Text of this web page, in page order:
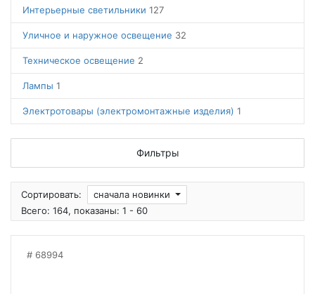
Интерьерные светильники 127
Уличное и наружное освещение 32
Техническое освещение 2
Лампы 1
Электротовары (электромонтажные изделия) 1
Фильтры
Сортировать:
сначала новинки
Всего: 164, показаны: 1 - 60
68994